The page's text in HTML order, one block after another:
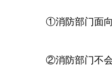
①消防部门面向
②消防部门不会